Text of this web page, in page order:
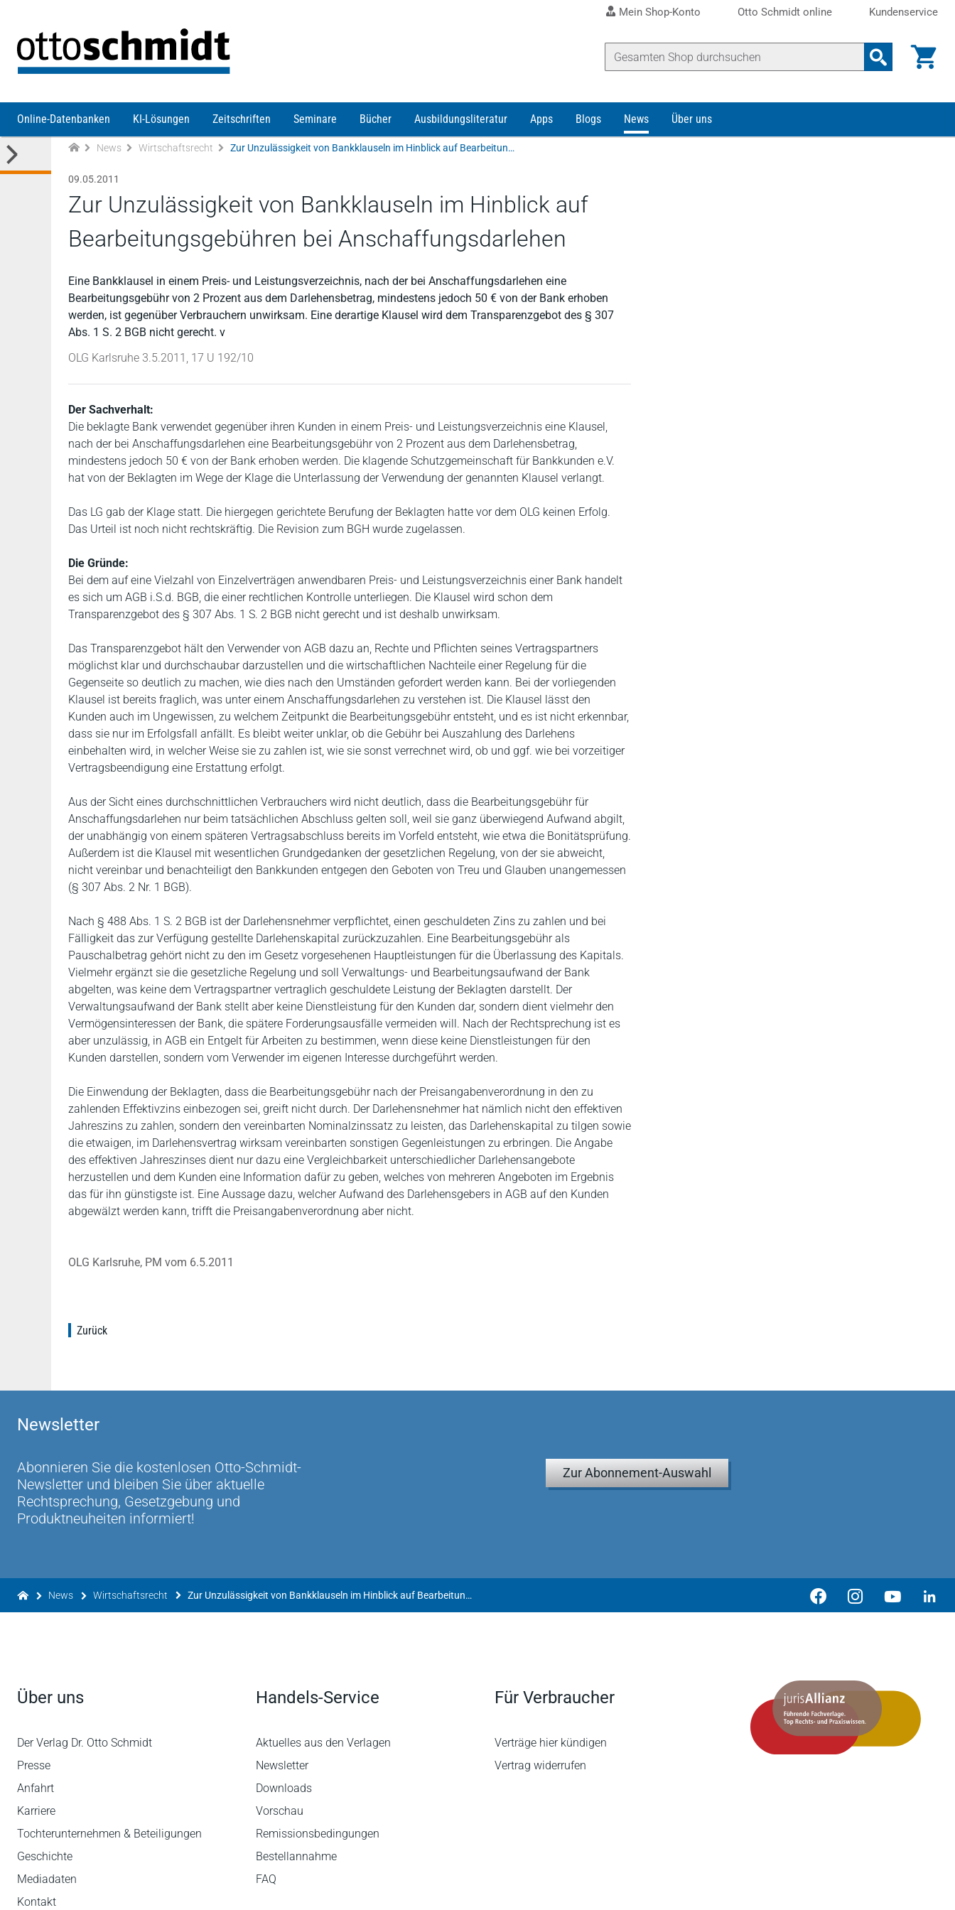
Mein Shop-Konto Otto Schmidt online Kundenservice
Online-Datenbanken KI-Lösungen Zeitschriften Seminare Bücher Ausbildungsliteratur Apps Blogs News Über uns
News Wirtschaftsrecht Zur Unzulässigkeit von Bankklauseln im Hinblick auf Bearbeitungsgebühren bei Anschaffungsdarlehen
09.05.2011
Zur Unzulässigkeit von Bankklauseln im Hinblick auf
Bearbeitungsgebühren bei Anschaffungsdarlehen
Eine Bankklausel in einem Preis- und Leistungsverzeichnis, nach der bei Anschaffungsdarlehen eine
Bearbeitungsgebühr von 2 Prozent aus dem Darlehensbetrag, mindestens jedoch 50 € von der Bank erhoben
werden, ist gegenüber Verbrauchern unwirksam. Eine derartige Klausel wird dem Transparenzgebot des § 307
Abs. 1 S. 2 BGB nicht gerecht. v
OLG Karlsruhe 3.5.2011, 17 U 192/10
Der Sachverhalt:
Die beklagte Bank verwendet gegenüber ihren Kunden in einem Preis- und Leistungsverzeichnis eine Klausel,
nach der bei Anschaffungsdarlehen eine Bearbeitungsgebühr von 2 Prozent aus dem Darlehensbetrag,
mindestens jedoch 50 € von der Bank erhoben werden. Die klagende Schutzgemeinschaft für Bankkunden e.V.
hat von der Beklagten im Wege der Klage die Unterlassung der Verwendung der genannten Klausel verlangt.
Das LG gab der Klage statt. Die hiergegen gerichtete Berufung der Beklagten hatte vor dem OLG keinen Erfolg.
Das Urteil ist noch nicht rechtskräftig. Die Revision zum BGH wurde zugelassen.
Die Gründe:
Bei dem auf eine Vielzahl von Einzelverträgen anwendbaren Preis- und Leistungsverzeichnis einer Bank handelt
es sich um AGB i.S.d. BGB, die einer rechtlichen Kontrolle unterliegen. Die Klausel wird schon dem
Transparenzgebot des § 307 Abs. 1 S. 2 BGB nicht gerecht und ist deshalb unwirksam.
Das Transparenzgebot hält den Verwender von AGB dazu an, Rechte und Pflichten seines Vertragspartners
möglichst klar und durchschaubar darzustellen und die wirtschaftlichen Nachteile einer Regelung für die
Gegenseite so deutlich zu machen, wie dies nach den Umständen gefordert werden kann. Bei der vorliegenden
Klausel ist bereits fraglich, was unter einem Anschaffungsdarlehen zu verstehen ist. Die Klausel lässt den
Kunden auch im Ungewissen, zu welchem Zeitpunkt die Bearbeitungsgebühr entsteht, und es ist nicht erkennbar,
dass sie nur im Erfolgsfall anfällt. Es bleibt weiter unklar, ob die Gebühr bei Auszahlung des Darlehens
einbehalten wird, in welcher Weise sie zu zahlen ist, wie sie sonst verrechnet wird, ob und ggf. wie bei vorzeitiger
Vertragsbeendigung eine Erstattung erfolgt.
Aus der Sicht eines durchschnittlichen Verbrauchers wird nicht deutlich, dass die Bearbeitungsgebühr für
Anschaffungsdarlehen nur beim tatsächlichen Abschluss gelten soll, weil sie ganz überwiegend Aufwand abgilt,
der unabhängig von einem späteren Vertragsabschluss bereits im Vorfeld entsteht, wie etwa die Bonitätsprüfung.
Außerdem ist die Klausel mit wesentlichen Grundgedanken der gesetzlichen Regelung, von der sie abweicht,
nicht vereinbar und benachteiligt den Bankkunden entgegen den Geboten von Treu und Glauben unangemessen
(§ 307 Abs. 2 Nr. 1 BGB).
Nach § 488 Abs. 1 S. 2 BGB ist der Darlehensnehmer verpflichtet, einen geschuldeten Zins zu zahlen und bei
Fälligkeit das zur Verfügung gestellte Darlehenskapital zurückzuzahlen. Eine Bearbeitungsgebühr als
Pauschalbetrag gehört nicht zu den im Gesetz vorgesehenen Hauptleistungen für die Überlassung des Kapitals.
Vielmehr ergänzt sie die gesetzliche Regelung und soll Verwaltungs- und Bearbeitungsaufwand der Bank
abgelten, was keine dem Vertragspartner vertraglich geschuldete Leistung der Beklagten darstellt. Der
Verwaltungsaufwand der Bank stellt aber keine Dienstleistung für den Kunden dar, sondern dient vielmehr den
Vermögensinteressen der Bank, die spätere Forderungsausfälle vermeiden will. Nach der Rechtsprechung ist es
aber unzulässig, in AGB ein Entgelt für Arbeiten zu bestimmen, wenn diese keine Dienstleistungen für den
Kunden darstellen, sondern vom Verwender im eigenen Interesse durchgeführt werden.
Die Einwendung der Beklagten, dass die Bearbeitungsgebühr nach der Preisangabenverordnung in den zu
zahlenden Effektivzins einbezogen sei, greift nicht durch. Der Darlehensnehmer hat nämlich nicht den effektiven
Jahreszins zu zahlen, sondern den vereinbarten Nominalzinssatz zu leisten, das Darlehenskapital zu tilgen sowie
die etwaigen, im Darlehensvertrag wirksam vereinbarten sonstigen Gegenleistungen zu erbringen. Die Angabe
des effektiven Jahreszinses dient nur dazu eine Vergleichbarkeit unterschiedlicher Darlehensangebote
herzustellen und dem Kunden eine Information dafür zu geben, welches von mehreren Angeboten im Ergebnis
das für ihn günstigste ist. Eine Aussage dazu, welcher Aufwand des Darlehensgebers in AGB auf den Kunden
abgewälzt werden kann, trifft die Preisangabenverordnung aber nicht.
OLG Karlsruhe, PM vom 6.5.2011
Zurück
Newsletter
Abonnieren Sie die kostenlosen Otto-Schmidt-
Newsletter und bleiben Sie über aktuelle
Rechtsprechung, Gesetzgebung und
Produktneuheiten informiert!
Zur Abonnement-Auswahl
News Wirtschaftsrecht Zur Unzulässigkeit von Bankklauseln im Hinblick auf Bearbeitungsgebühren bei Anschaffungsdarlehen
Über uns
Der Verlag Dr. Otto Schmidt
Presse
Anfahrt
Karriere
Tochterunternehmen & Beteiligungen
Geschichte
Mediadaten
Kontakt
Handels-Service
Aktuelles aus den Verlagen
Newsletter
Downloads
Vorschau
Remissionsbedingungen
Bestellannahme
FAQ
Für Verbraucher
Verträge hier kündigen
Vertrag widerrufen